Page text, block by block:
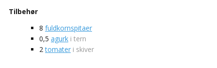
Tilbehør
8 fuldkornspitaer
0,5 agurk i tern
2 tomater i skiver